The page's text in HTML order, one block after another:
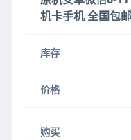
机卡手机 全国包邮